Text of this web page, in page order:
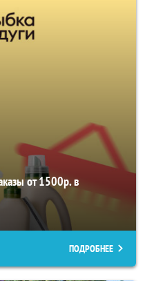
от 1500р. в
ПОДРОБНЕЕ